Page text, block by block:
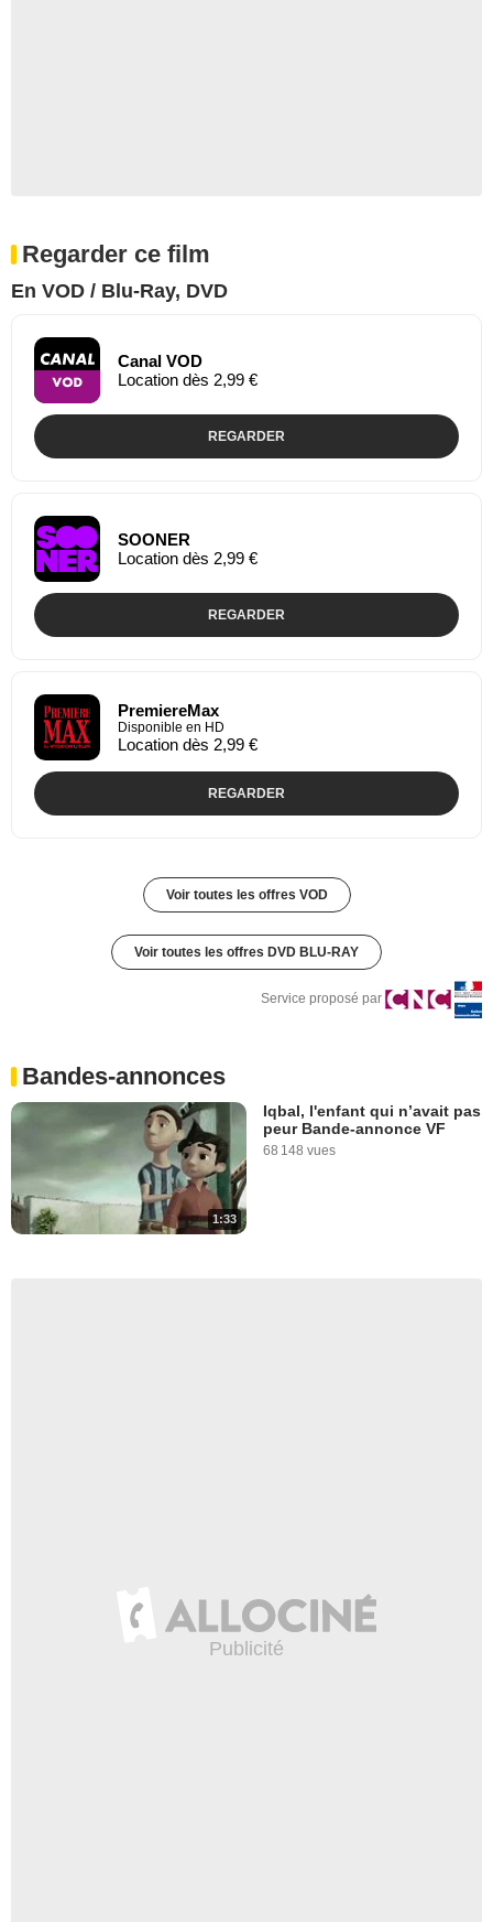
Regarder ce film
En VOD / Blu-Ray, DVD
Canal VOD
Location dès 2,99 €
REGARDER
SOONER
Location dès 2,99 €
REGARDER
PremiereMax
Disponible en HD
Location dès 2,99 €
REGARDER
Voir toutes les offres VOD
Voir toutes les offres DVD BLU-RAY
Service proposé par
Bandes-annonces
1:33
Iqbal, l'enfant qui n’avait pas
peur Bande-annonce VF
68 148 vues